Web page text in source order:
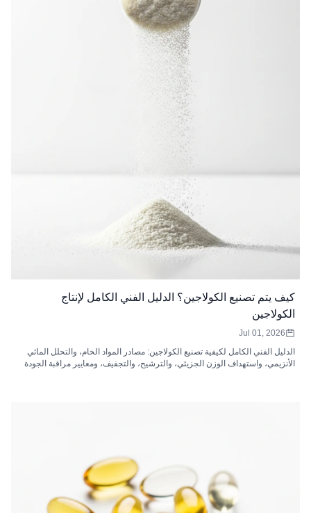
كيف يتم تصنيع الكولاجين؟ الدليل الفني الكامل لإنتاج
الكولاجين
Jul 01, 2026
الدليل الفني الكامل لكيفية تصنيع الكولاجين: مصادر المواد الخام، والتحلل المائي
الأنزيمي، واستهداف الوزن الجزيئي، والترشيح، والتجفيف، ومعايير مراقبة الجودة